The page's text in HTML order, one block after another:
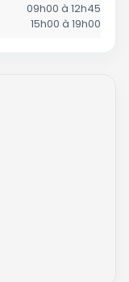
09h00 à 12h45
15h00 à 19h00